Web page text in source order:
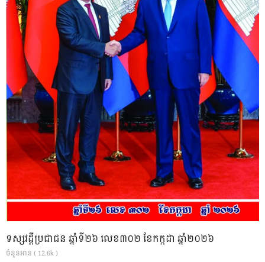
ទស្សវដ្តីប្រជាជន ឆ្នាំទី២៦ លេខ៣០២ ខែកក្កដា ឆ្នាំ២០២៦
ចំនួនអាន ( 12.6k )